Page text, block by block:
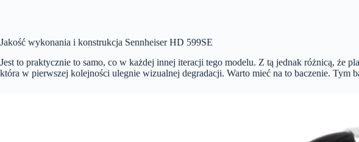
Jakość wykonania i konstrukcja Sennheiser HD 599SE
Jest to praktycznie to samo, co w każdej innej iteracji tego modelu. Z tą jednak różnicą, że
która w pierwszej kolejności ulegnie wizualnej degradacji. Warto mieć na to baczenie. Tym